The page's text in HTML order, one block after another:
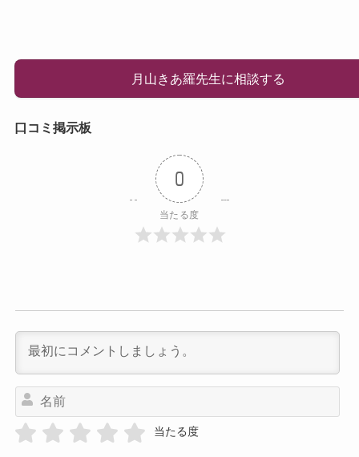
月山きあ羅先生に相談する
口コミ掲示板
0
当たる度
当たる度